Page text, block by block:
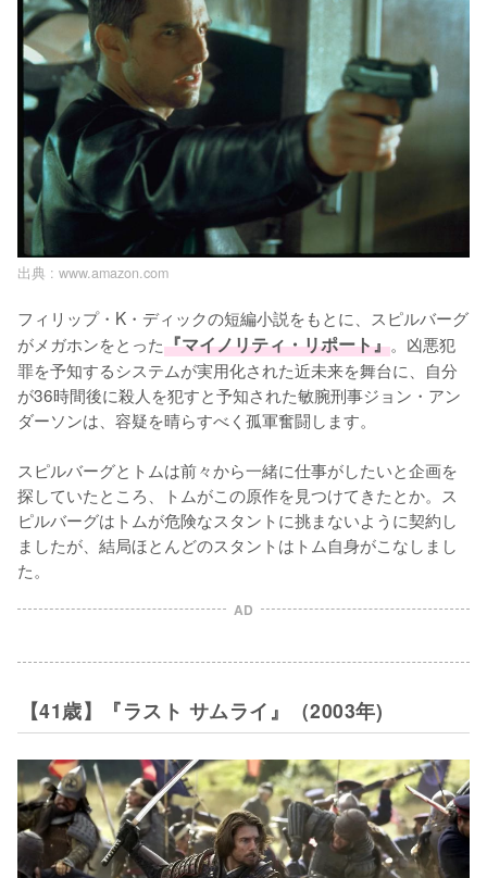
出典 : www.amazon.com
フィリップ・K・ディックの短編小説をもとに、スピルバーグ
がメガホンをとった『マイノリティ・リポート』。凶悪犯
罪を予知するシステムが実用化された近未来を舞台に、自分
が36時間後に殺人を犯すと予知された敏腕刑事ジョン・アン
ダーソンは、容疑を晴らすべく孤軍奮闘します。
スピルバーグとトムは前々から一緒に仕事がしたいと企画を
探していたところ、トムがこの原作を見つけてきたとか。ス
ピルバーグはトムが危険なスタントに挑まないように契約し
ましたが、結局ほとんどのスタントはトム自身がこなしまし
た。
AD
【41歳】『ラスト サムライ』（2003年)